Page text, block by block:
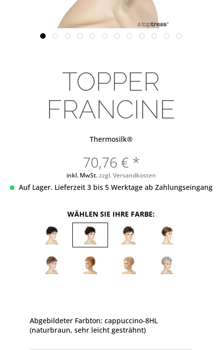
TOPPER
FRANCINE
Thermosilk®
70,76 € *
inkl. MwSt.zzgl. Versandkosten
Auf Lager. Lieferzeit 3 bis 5 Werktage ab Zahlungseingang
WÄHLEN SIE IHRE FARBE:
Abgebildeter Farbton: cappuccino-8HL
(naturbraun, sehr leicht gesträhnt)